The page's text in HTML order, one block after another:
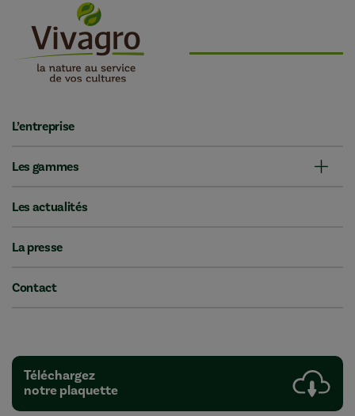
L’entreprise
Les gammes
Les actualités
La presse
Contact
Téléchargez
notre plaquette